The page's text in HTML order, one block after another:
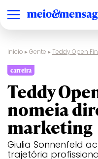
Início ▸Gente ▸ Teddy Open
carreira
Teddy
nomeia
marketing
Giulia Sonnenfeld
trajetória